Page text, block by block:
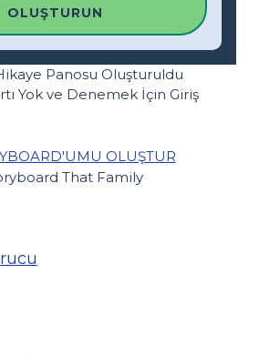
OLUŞTURUN
Panosu Oluşturuldu
Yok ve Denemek İçin Giriş
OLUŞTUR